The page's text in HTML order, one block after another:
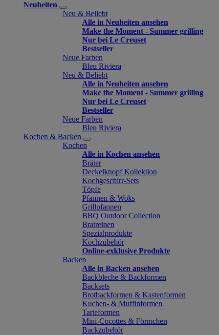
Neuheiten
Neu & Beliebt
Alle in Neuheiten ansehen
Make the Moment - Summer grilling
Nur bei Le Creuset
Bestseller
Neue Farben
Bleu Riviera
Neu & Beliebt
Alle in Neuheiten ansehen
Make the Moment - Summer grilling
Nur bei Le Creuset
Bestseller
Neue Farben
Bleu Riviera
Kochen & Backen
Kochen
Alle in Kochen ansehen
Bräter
Deckelknopf Kollektion
Kochgeschirr-Sets
Töpfe
Pfannen & Woks
Grillpfannen
BBQ Outdoor Collection
Bratreinen
Spezialprodukte
Kochzubehör
Online-exklusive Produkte
Backen
Alle in Backen ansehen
Backbleche & Backformen
Backsets
Brotbackformen & Kastenformen
Kuchen- & Muffinformen
Tarteformen
Mini-Cocottes & Förmchen
Backzubehör